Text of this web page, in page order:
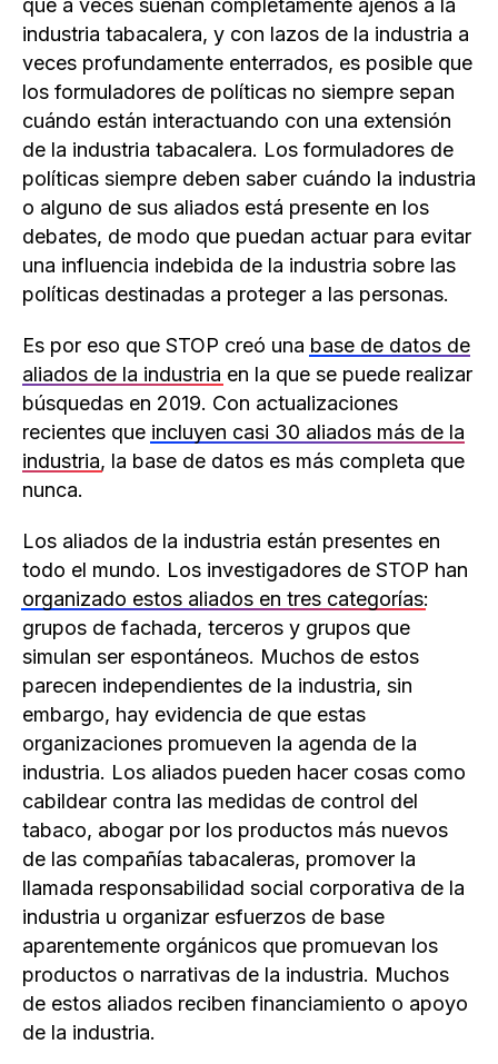
que a veces suenan completamente ajenos a la
industria tabacalera, y con lazos de la industria a
veces profundamente enterrados, es posible que
los formuladores de políticas no siempre sepan
cuándo están interactuando con una extensión
de la industria tabacalera. Los formuladores de
políticas siempre deben saber cuándo la industria
o alguno de sus aliados está presente en los
debates, de modo que puedan actuar para evitar
una influencia indebida de la industria sobre las
políticas destinadas a proteger a las personas.
Es por eso que STOP creó una base de datos de
aliados de la industria en la que se puede realizar
búsquedas en 2019. Con actualizaciones
recientes que incluyen casi 30 aliados más de la
industria, la base de datos es más completa que
nunca.
Los aliados de la industria están presentes en
todo el mundo. Los investigadores de STOP han
organizado estos aliados en tres categorías:
grupos de fachada, terceros y grupos que
simulan ser espontáneos. Muchos de estos
parecen independientes de la industria, sin
embargo, hay evidencia de que estas
organizaciones promueven la agenda de la
industria. Los aliados pueden hacer cosas como
cabildear contra las medidas de control del
tabaco, abogar por los productos más nuevos
de las compañías tabacaleras, promover la
llamada responsabilidad social corporativa de la
industria u organizar esfuerzos de base
aparentemente orgánicos que promuevan los
productos o narrativas de la industria. Muchos
de estos aliados reciben financiamiento o apoyo
de la industria.